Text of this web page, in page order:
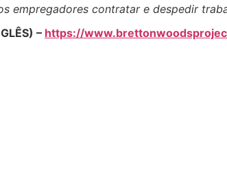
empregadores contratar e despedir
– https://